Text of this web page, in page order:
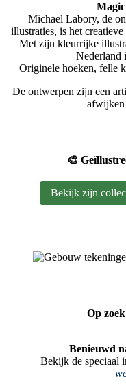
Michael Labory, de
illustraties, is het
Met zijn kleurrijke
Nederland
Originele hoeken, felle
De ontwerpen zijn een
afwijken
🎨
Bekijk zijn
Op
Benieuwd
Bekijk de speciaal